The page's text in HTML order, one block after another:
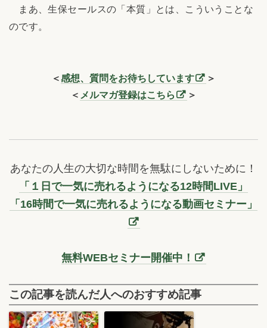
まあ、生保セールスの「本質」とは、こういうことな
のです。
＜感想、質問をお待ちしています
＞
＜ メルマガ登録はこちら ＞
あなたの人生の大切な時間を無駄にしないために！
「１日で一気に売れるようになる12時間LIVE」
「16時間で一気に売れるようになる動画セミナー」
無料WEBセミナー開催中！
この記事を読んだ人へのおすすめ記事